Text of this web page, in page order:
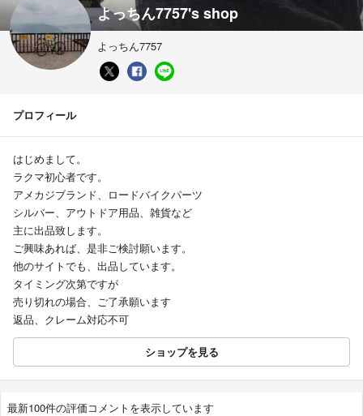
よっちん7757's shop
よっちん7757
プロフィール
はじめまして。
ラクマ初心者です。
アメカジブランド、ロードバイクパーツ
シルバー、アウトドア用品、雑貨など
主に出品致します。
ご興味あれば、是非ご検討願います。
他のサイトでも、出品しています。
タイミング次第ですが
売り切れの場合、ご了承願います
返品、クレーム対応不可
ショップを見る
最新100件の評価コメントを表示しています